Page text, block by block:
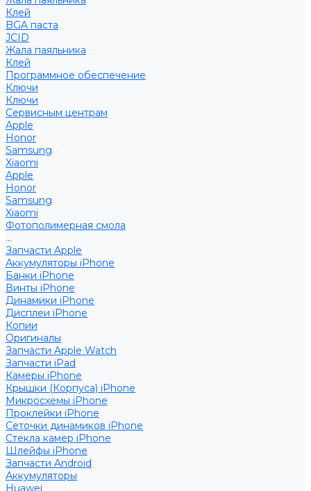
Клей
BGA паста
JCID
Жала паяльника
Клей
Программное обеспечение
Ключи
Ключи
Сервисным центрам
Apple
Honor
Samsung
Xiaomi
Apple
Honor
Samsung
Xiaomi
Фотополимерная смола
...
Запчасти Apple
Аккумуляторы iPhone
Банки iPhone
Винты iPhone
Динамики iPhone
Дисплеи iPhone
Копии
Оригиналы
Запчасти Apple Watch
Запчасти iPad
Камеры iPhone
Крышки (Корпуса) iPhone
Микросхемы iPhone
Проклейки iPhone
Сеточки динамиков iPhone
Стекла камер iPhone
Шлейфы iPhone
Запчасти Android
Аккумуляторы
Huawei